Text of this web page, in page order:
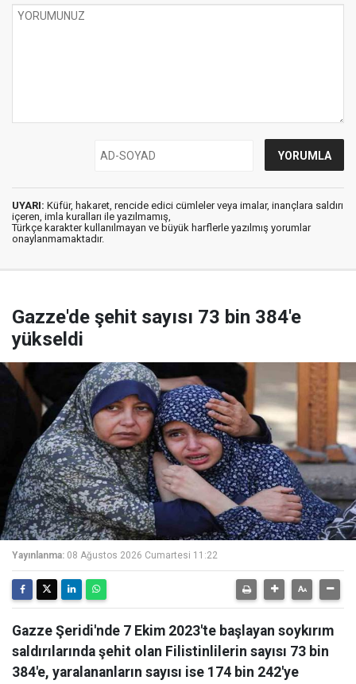
UYARI: Küfür, hakaret, rencide edici cümleler veya imalar, inançlara saldırı
içeren, imla kuralları ile yazılmamış,
Türkçe karakter kullanılmayan ve büyük harflerle yazılmış yorumlar
onaylanmamaktadır.
Gazze'de şehit sayısı 73 bin 384'e
yükseldi
Yayınlanma: 08 Ağustos 2026 Cumartesi 11:22
Gazze Şeridi'nde 7 Ekim 2023'te başlayan soykırım
saldırılarında şehit olan Filistinlilerin sayısı 73 bin
384'e, yaralananların sayısı ise 174 bin 242'ye